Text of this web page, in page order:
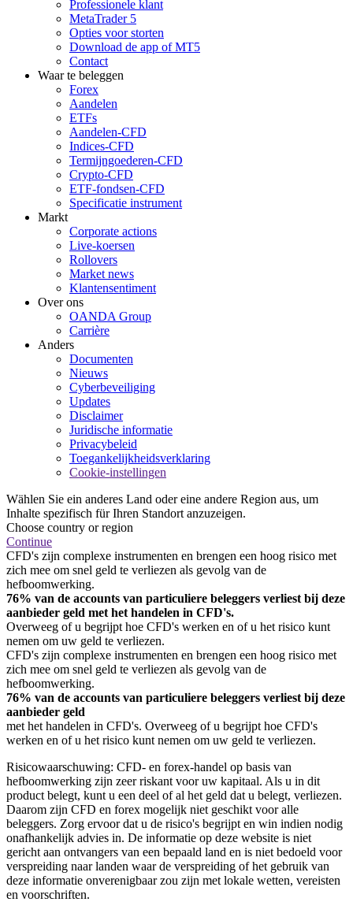
Professionele klant
MetaTrader 5
Opties voor storten
Download de app of MT5
Contact
Waar te beleggen
Forex
Aandelen
ETFs
Aandelen-CFD
Indices-CFD
Termijngoederen-CFD
Crypto-CFD
ETF-fondsen-CFD
Specificatie instrument
Markt
Corporate actions
Live-koersen
Rollovers
Market news
Klantensentiment
Over ons
OANDA Group
Carrière
Anders
Documenten
Nieuws
Cyberbeveiliging
Updates
Disclaimer
Juridische informatie
Privacybeleid
Toegankelijkheidsverklaring
Cookie-instellingen
Wählen Sie ein anderes Land oder eine andere Region aus, um
Inhalte spezifisch für Ihren Standort anzuzeigen.
Choose country or region
Continue
CFD's zijn complexe instrumenten en brengen een hoog risico met
zich mee om snel geld te verliezen als gevolg van de
hefboomwerking.
76% van de accounts van particuliere beleggers verliest bij deze
aanbieder geld met het handelen in CFD's.
Overweeg of u begrijpt hoe CFD's werken en of u het risico kunt
nemen om uw geld te verliezen.
CFD's zijn complexe instrumenten en brengen een hoog risico met
zich mee om snel geld te verliezen als gevolg van de
hefboomwerking.
76% van de accounts van particuliere beleggers verliest bij deze
aanbieder geld
met het handelen in CFD's. Overweeg of u begrijpt hoe CFD's
werken en of u het risico kunt nemen om uw geld te verliezen.
Risicowaarschuwing: CFD- en forex-handel op basis van
hefboomwerking zijn zeer riskant voor uw kapitaal. Als u in dit
product belegt, kunt u een deel of al het geld dat u belegt, verliezen.
Daarom zijn CFD en forex mogelijk niet geschikt voor alle
beleggers. Zorg ervoor dat u de risico's begrijpt en win indien nodig
onafhankelijk advies in. De informatie op deze website is niet
gericht aan ontvangers van een bepaald land en is niet bedoeld voor
verspreiding naar landen waar de verspreiding of het gebruik van
deze informatie onverenigbaar zou zijn met lokale wetten, vereisten
en voorschriften.